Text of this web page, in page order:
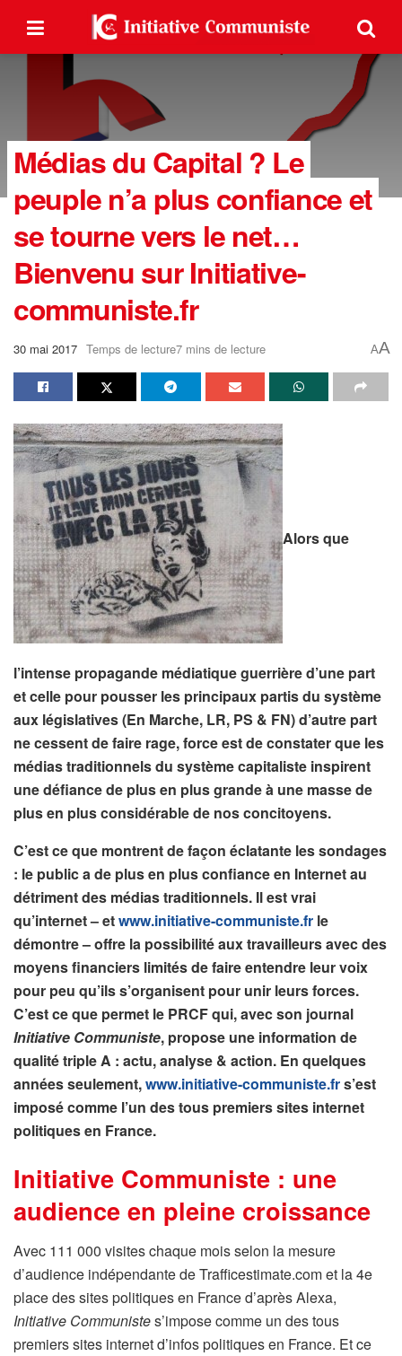
Médias du Capital ? Le
peuple n’a plus confiance et
se tourne vers le net…
Bienvenu sur Initiative-
communiste.fr
30 mai 2017 Temps de lecture7 mins de lecture AA
Alors que
l’intense propagande médiatique guerrière d’une part
et celle pour pousser les principaux partis du système
aux législatives (En Marche, LR, PS & FN) d’autre part
ne cessent de faire rage, force est de constater que les
médias traditionnels du système capitaliste inspirent
une défiance de plus en plus grande à une masse de
plus en plus considérable de nos concitoyens.
C’est ce que montrent de façon éclatante les sondages
: le public a de plus en plus confiance en Internet au
détriment des médias traditionnels. Il est vrai
qu’internet – etwww.initiative-communiste.fr le
démontre – offre la possibilité aux travailleurs avec des
moyens financiers limités de faire entendre leur voix
pour peu qu’ils s’organisent pour unir leurs forces.
C’est ce que permet le PRCF qui, avec son journal
Initiative Communiste, propose une information de
qualité triple A : actu, analyse & action. En quelques
années seulement,www.initiative-communiste.frs’est
imposé comme l’un des tous premiers sites internet
politiques en France.
Initiative Communiste : une
audience en pleine croissance
Avec 111 000 visites chaque mois selon la mesure
d’audience indépendante de Trafficestimate.com et la 4e
place des sites politiques en France d’après Alexa,
Initiative Communistes’impose comme un des tous
premiers sites internet d’infos politiques en France. Et ce